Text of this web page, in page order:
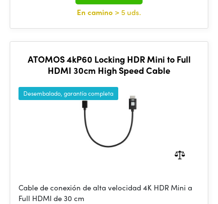
En camino > 5 uds.
ATOMOS 4kP60 Locking HDR Mini to Full
HDMI 30cm High Speed Cable
Desembalado, garantía completa
Cable de conexión de alta velocidad 4K HDR Mini a
Full HDMI de 30 cm